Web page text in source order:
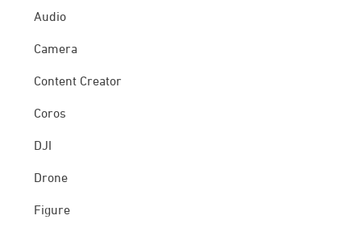
Audio
Camera
Content Creator
Coros
DJI
Drone
Figure